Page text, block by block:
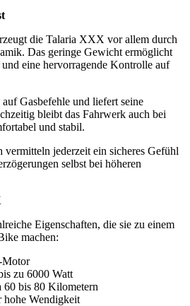
die Talaria XXX vor allem durch
Das geringe Gewicht ermöglicht
eine hervorragende Kontrolle auf
Gasbefehle und liefert seine
bleibt das Fahrwerk auch bei
und stabil.
vermitteln jederzeit ein sicheres Gefühl
selbst bei höheren
Eigenschaften, die sie zu einem
machen:
Motor
zu 6000 Watt
60 bis 80 Kilometern
hohe Wendigkeit